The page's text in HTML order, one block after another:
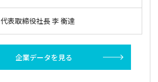
代表取締役社長 李 衡達
企業データを見る